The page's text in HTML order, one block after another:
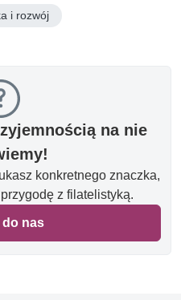
i rozwój
na nie
konkretnego znaczka,
z filatelistyką.
do nas